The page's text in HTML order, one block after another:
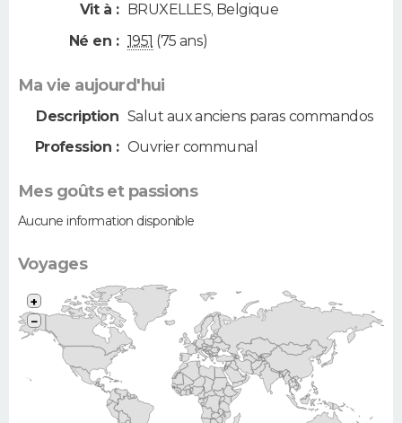
Vit à : BRUXELLES, Belgique
Né en : 1951 (75 ans)
Ma vie aujourd'hui
Description Salut aux anciens paras commandos
Profession : Ouvrier communal
Mes goûts et passions
Aucune information disponible
Voyages
+
−